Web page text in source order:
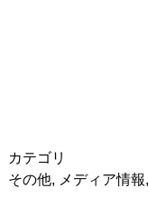
カテゴリ
その他, メディア情報,